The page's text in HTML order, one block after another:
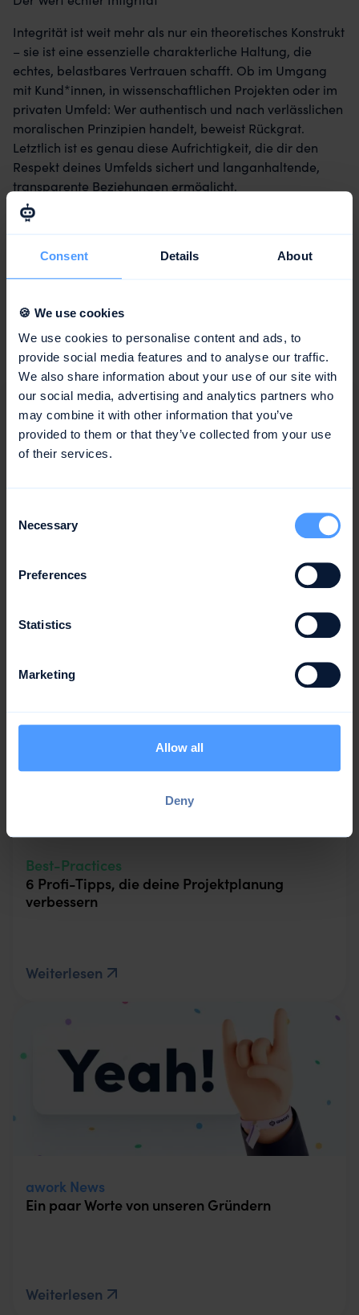
Consent Details About
🍪 We use cookies
We use cookies to personalise content and ads, to
provide social media features and to analyse our traffic.
We also share information about your use of our site with
our social media, advertising and analytics partners who
may combine it with other information that you’ve
provided to them or that they’ve collected from your use
of their services.
Selection
Necessary
Preferences
Statistics
Marketing
Allow all
Deny
Integrität ist weit mehr als nur ein theoretisches Konstrukt
– sie ist eine essenzielle charakterliche Haltung, die
echtes, belastbares Vertrauen schafft. Ob im Umgang
mit Kund*innen, in wissenschaftlichen Projekten oder im
privaten Umfeld: Wer authentisch und nach verlässlichen
moralischen Prinzipien handelt, beweist Rückgrat.
Letztlich ist es genau diese Aufrichtigkeit, die dir den
Respekt deines Umfelds sichert und langanhaltende,
transparente Beziehungen ermöglicht.
glücklich
Best-Practices
6 Profi-Tipps, die deine Projektplanung
verbessern
Weiterlesen
awork News
Ein paar Worte von unseren Gründern
Weiterlesen